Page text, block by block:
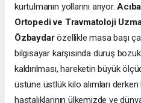
kurtulmanın yollarını arıyor.
Ortopedi ve Travmatoloji
Özbaydarözellikle masa başı
bilgisayar karşısında duruş
kaldırılması, hareketin büyük
üstüne üstlük kilo alımları
hastalıklarının ülkemizde ve